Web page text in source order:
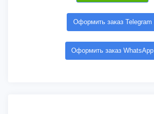
Оформить заказ Telegram
Оформить заказ WhatsApp